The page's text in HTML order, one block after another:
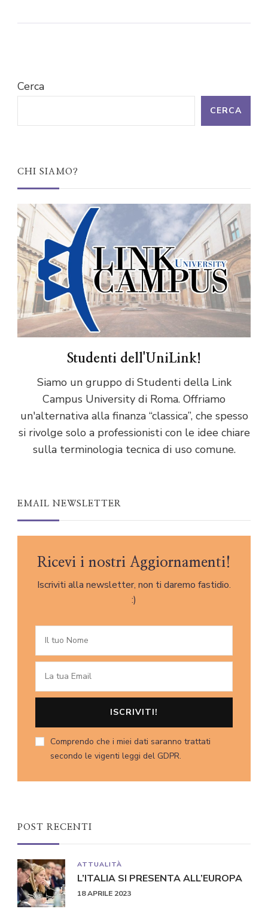
Cerca
CERCA
CHI SIAMO?
Studenti dell'UniLink!
Siamo un gruppo di Studenti della Link
Campus University di Roma. Offriamo
un'alternativa alla finanza “classica”, che spesso
si rivolge solo a professionisti con le idee chiare
sulla terminologia tecnica di uso comune.
EMAIL NEWSLETTER
Ricevi i nostri Aggiornamenti!
Iscriviti alla newsletter, non ti daremo fastidio.
:)
Comprendo che i miei dati saranno trattati
secondo le vigenti leggi del GDPR.
POST RECENTI
ATTUALITÀ
L’ITALIA SI PRESENTA ALL’EUROPA
18 APRILE 2023